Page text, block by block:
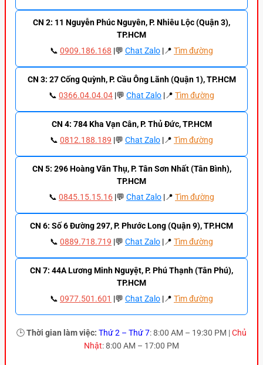
CN 2: 11 Nguyễn Phúc Nguyên, P. Nhiêu Lộc (Quận 3),
TP.HCM
📞 0909.186.168 |💬 Chat Zalo |📍 Tìm đường
CN 3: 27 Cống Quỳnh, P. Cầu Ông Lãnh (Quận 1), TP.HCM
📞 0366.04.04.04 |💬 Chat Zalo |📍 Tìm đường
CN 4: 784 Kha Vạn Cân, P. Thủ Đức, TP.HCM
📞 0812.188.189 |💬 Chat Zalo |📍 Tìm đường
CN 5: 296 Hoàng Văn Thụ, P. Tân Sơn Nhất (Tân Bình),
TP.HCM
📞 0845.15.15.16 |💬 Chat Zalo |📍 Tìm đường
CN 6: Số 6 Đường 297, P. Phước Long (Quận 9), TP.HCM
📞 0889.718.719 |💬 Chat Zalo |📍 Tìm đường
CN 7: 44A Lương Minh Nguyệt, P. Phú Thạnh (Tân Phú),
TP.HCM
📞 0977.501.601 |💬 Chat Zalo |📍 Tìm đường
🕒Thời gian làm việc: Thứ 2 – Thứ 7: 8:00 AM – 19:30 PM |Chủ
Nhật: 8:00 AM – 17:00 PM